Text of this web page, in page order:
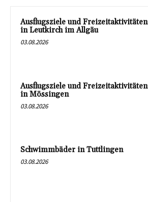
Ausflugsziele und Freizeitaktivitäten
in Leutkirch im Allgäu
03.08.2026
Ausflugsziele und Freizeitaktivitäten
in Mössingen
03.08.2026
Schwimmbäder in Tuttlingen
03.08.2026